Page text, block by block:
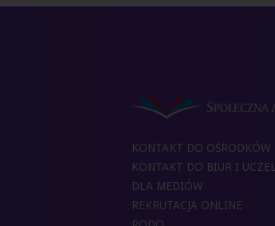
KONTAKT DO OŚRODKÓW
KONTAKT DO BIUR I
DLA MEDIÓW
REKRUTACJA ONLINE